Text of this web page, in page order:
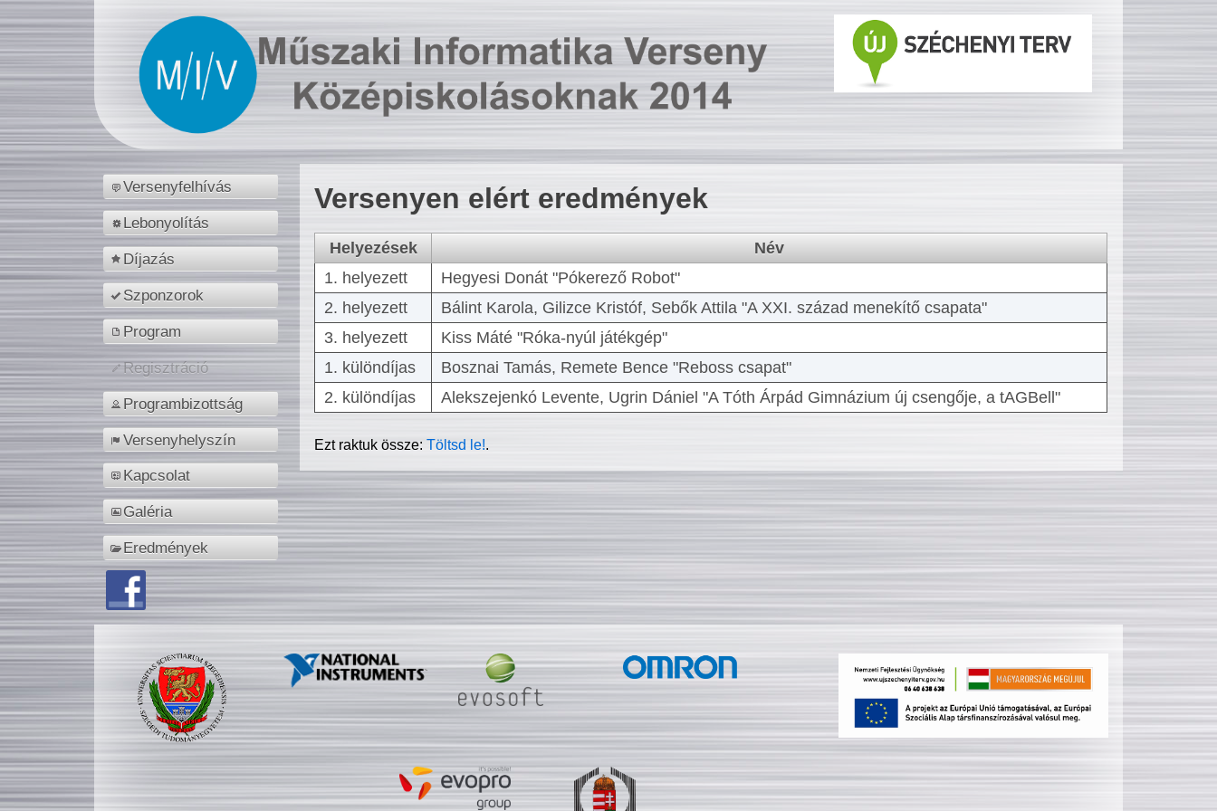
Versenyfelhívás
Lebonyolítás
Díjazás
Szponzorok
Program
Regisztráció
Programbizottság
Versenyhelyszín
Kapcsolat
Galéria
Eredmények
Versenyen elért eredmények
Helyezések
Név
1. helyezett
Hegyesi Donát "Pókerező Robot"
2. helyezett
Bálint Karola, Gilizce Kristóf, Sebők Attila "A XXI. század menekítő csapata"
3. helyezett
Kiss Máté "Róka-nyúl játékgép"
1. különdíjas
Bosznai Tamás, Remete Bence "Reboss csapat"
2. különdíjas
Alekszejenkó Levente, Ugrin Dániel "A Tóth Árpád Gimnázium új csengője, a tAGBell"
Ezt raktuk össze:Töltsd le!.